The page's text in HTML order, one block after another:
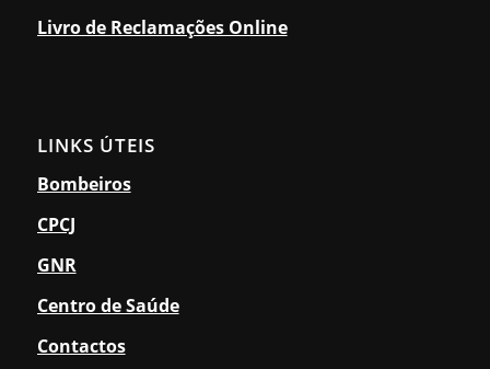
Livro de Reclamações Online
LINKS ÚTEIS
Bombeiros
CPCJ
GNR
Centro de Saúde
Contactos